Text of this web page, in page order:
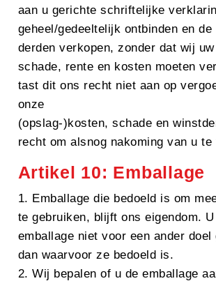
aan u gerichte schriftelijke
geheel/gedeeltelijk ontbinden en de
derden verkopen, zonder dat wij
schade, rente en kosten moeten
tast dit ons recht niet aan op
onze
(opslag-)kosten, schade en
recht om alsnog nakoming van u te
Artikel 10: Emballage
1. Emballage die bedoeld is om
te gebruiken, blijft ons eigendom.
emballage niet voor een ander doel
dan waarvoor ze bedoeld is.
2. Wij bepalen of u de emballage